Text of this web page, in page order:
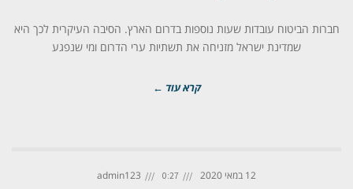
חברות הביטוח עובדות שעות נוספות בדרום הארץ. הסיבה העיקרית לכך היא
שמדינת ישראל מזניחה את תשתיות ערי הדרום ומי שנפגע
קרא עוד ←
12 במאי 2020 0:27
admin123